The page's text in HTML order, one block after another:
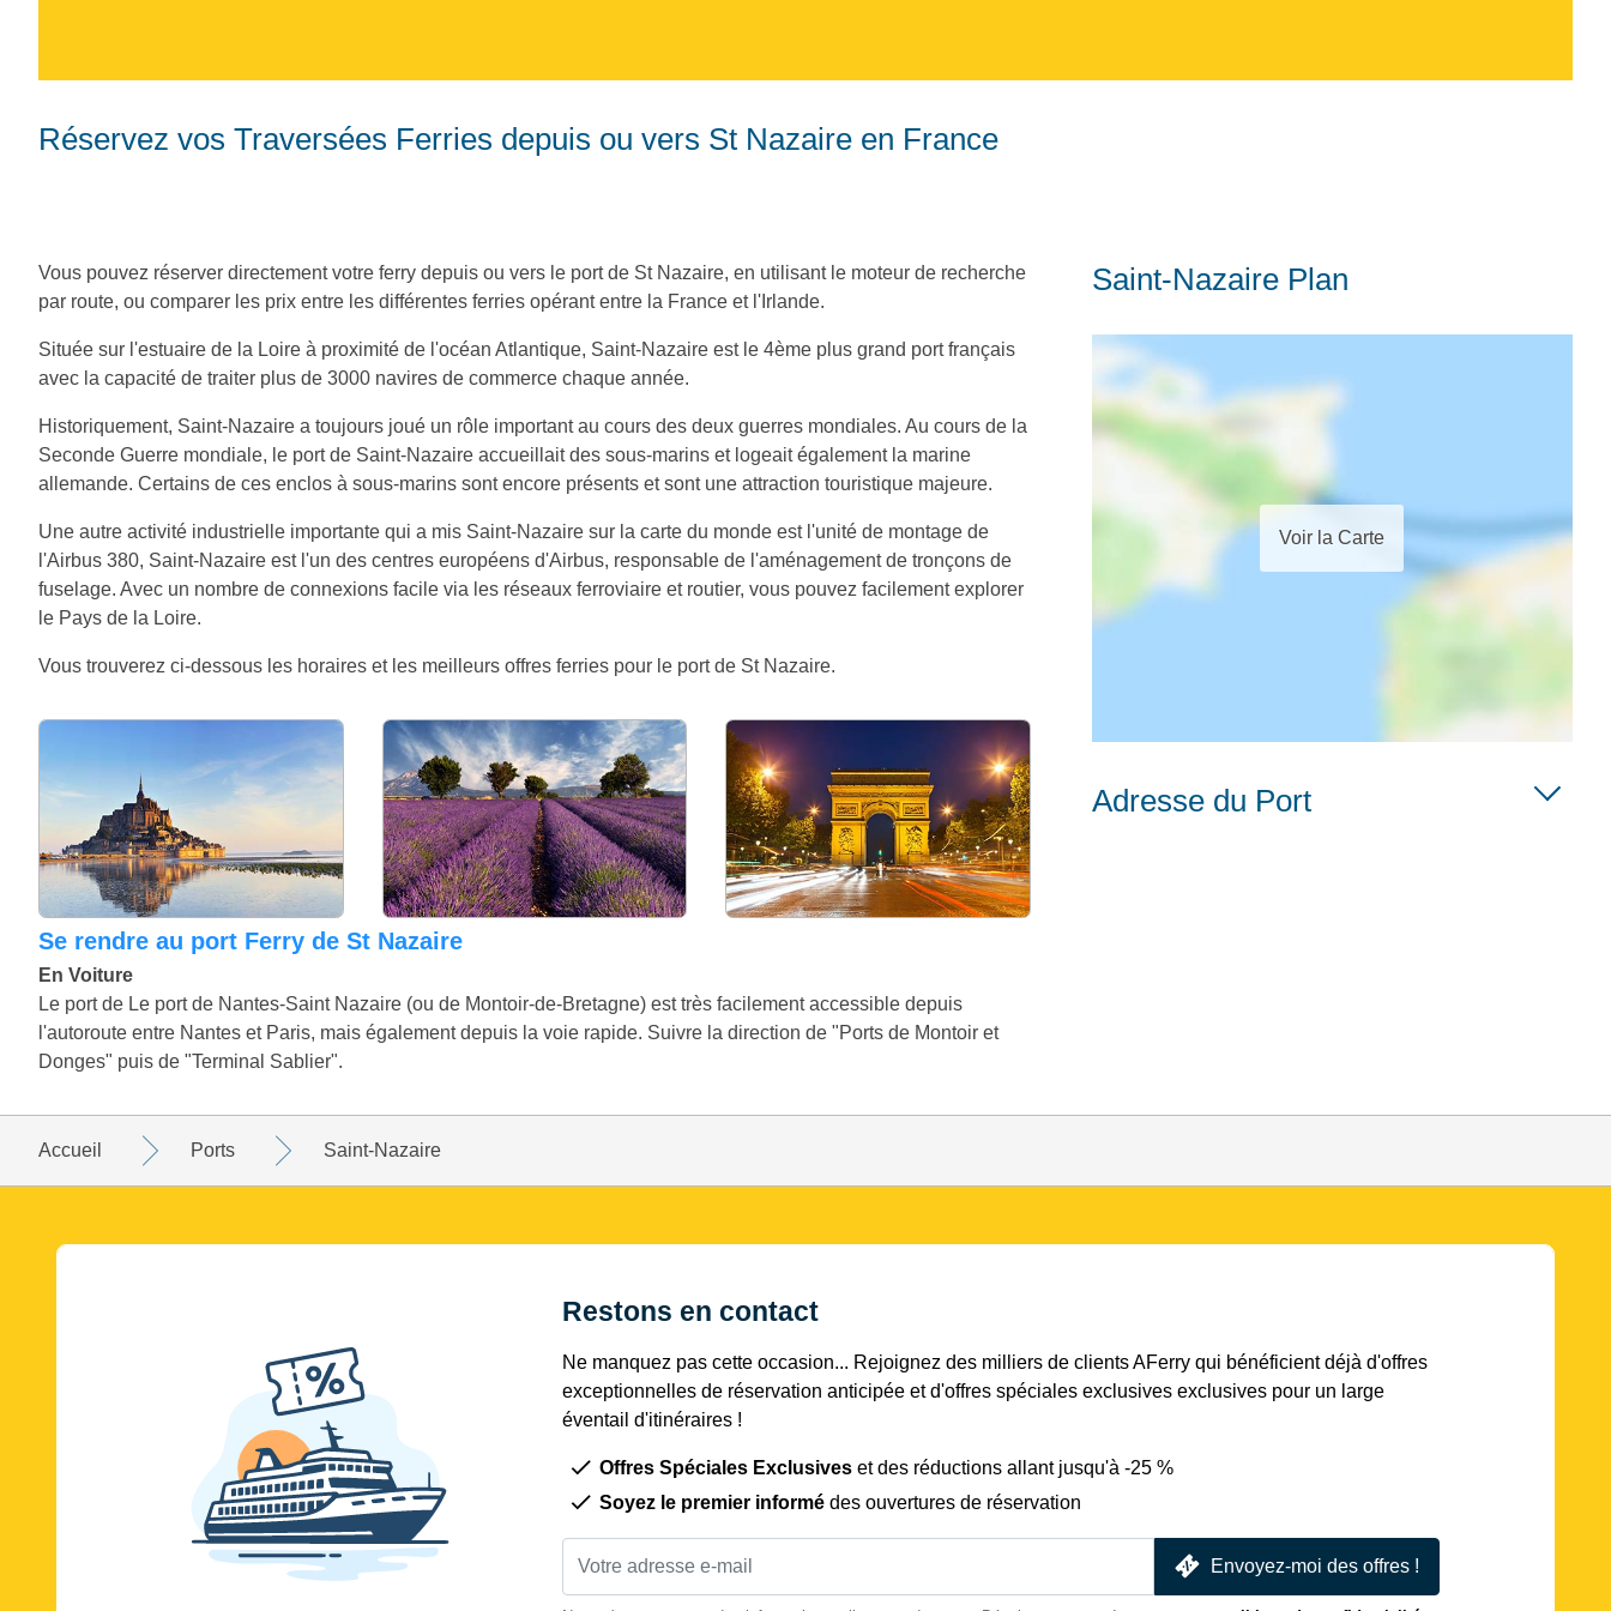
Réservez vos Traversées Ferries depuis ou vers St Nazaire en France
Vous pouvez réserver directement votre ferry depuis ou vers le port de St Nazaire, en utilisant le moteur de recherche
par route, ou comparer les prix entre les différentes ferries opérant entre la France et l'Irlande.
Située sur l'estuaire de la Loire à proximité de l'océan Atlantique, Saint-Nazaire est le 4ème plus grand port français
avec la capacité de traiter plus de 3000 navires de commerce chaque année.
Historiquement, Saint-Nazaire a toujours joué un rôle important au cours des deux guerres mondiales. Au cours de la
Seconde Guerre mondiale, le port de Saint-Nazaire accueillait des sous-marins et logeait également la marine
allemande. Certains de ces enclos à sous-marins sont encore présents et sont une attraction touristique majeure.
Une autre activité industrielle importante qui a mis Saint-Nazaire sur la carte du monde est l'unité de montage de
l'Airbus 380, Saint-Nazaire est l'un des centres européens d'Airbus, responsable de l'aménagement de tronçons de
fuselage. Avec un nombre de connexions facile via les réseaux ferroviaire et routier, vous pouvez facilement explorer
le Pays de la Loire.
Vous trouverez ci-dessous les horaires et les meilleurs offres ferries pour le port de St Nazaire.
Se rendre au port Ferry de St Nazaire
En Voiture
Le port de Le port de Nantes-Saint Nazaire (ou de Montoir-de-Bretagne) est très facilement accessible depuis
l'autoroute entre Nantes et Paris, mais également depuis la voie rapide. Suivre la direction de "Ports de Montoir et
Donges" puis de "Terminal Sablier".
Saint-Nazaire Plan
Voir la Carte
Adresse du Port
Accueil Ports Saint-Nazaire
Restons en contact
Ne manquez pas cette occasion... Rejoignez des milliers de clients AFerry qui bénéficient déjà d'offres
exceptionnelles de réservation anticipée et d'offres spéciales exclusives exclusives pour un large
éventail d'itinéraires !
Offres Spéciales Exclusives et des réductions allant jusqu'à -25 %
Soyez le premier informé des ouvertures de réservation
Envoyez-moi des offres !